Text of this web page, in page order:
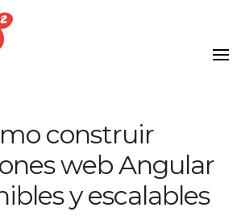
construir
web Angular
y escalables